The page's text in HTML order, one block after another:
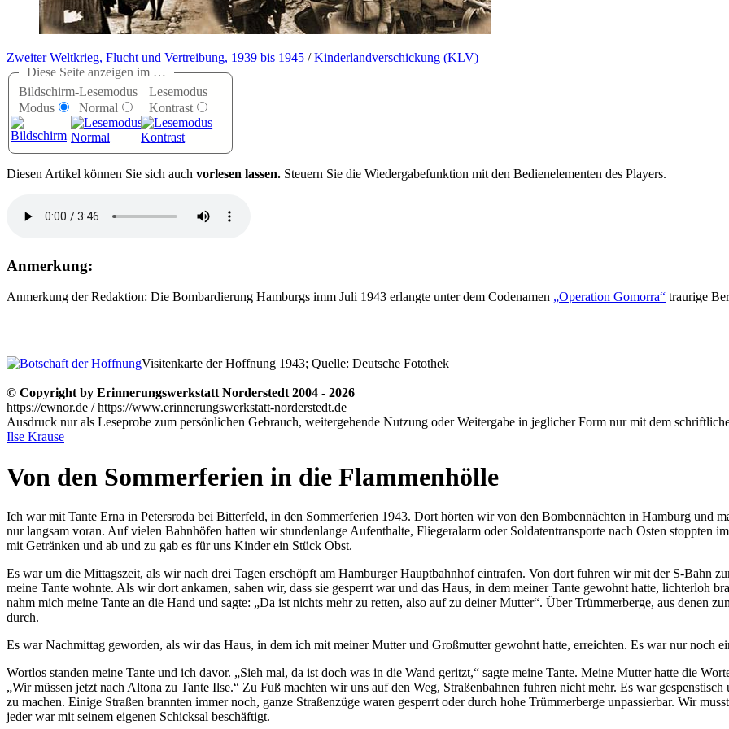
Zweiter Weltkrieg, Flucht und Vertreibung, 1939 bis 1945 /Kinderlandverschickung (KLV)
Diese Seite anzeigen im …
Bildschirm-
Modus
Lesemodus
Normal
Lesemodus
Kontrast
Diesen Artikel können Sie sich auch vorlesen lassen. Steuern Sie die Wiedergabefunktion mit den Bedienelementen des Players.
Anmerkung:
Anmerkung der Redaktion: Die Bombardierung Hamburgs imm Juli 1943 erlangte unter dem Codenamen Operation Gomorra traurige
Visitenkarte der Hoffnung 1943; Quelle: Deutsche Fotothek
© Copyright by Erinnerungswerkstatt Norderstedt 2004 - 2026
https://ewnor.de / https://www.erinnerungswerkstatt-norderstedt.de
Ausdruck nur als Leseprobe zum persönlichen Gebrauch, weitergehende Nutzung oder Weitergabe in jeglicher Form nur mit dem
Ilse Krause
Von den Sommerferien in die Flammenhölle
Ich war mit Tante Erna in Petersroda bei Bitterfeld, in den Sommerferien 1943. Dort hörten wir von den Bombennächten in Hamburg und
nur langsam voran. Auf vielen Bahnhöfen hatten wir stundenlange Aufenthalte, Fliegeralarm oder Soldatentransporte nach Osten stoppten
mit Getränken und ab und zu gab es für uns Kinder ein Stück Obst.
Es war um die Mittagszeit, als wir nach drei Tagen erschöpft am Hamburger Hauptbahnhof eintrafen. Von dort fuhren wir mit der S-Bahn
meine Tante wohnte. Als wir dort ankamen, sahen wir, dass sie gesperrt war und das Haus, in dem meiner Tante gewohnt hatte, lichterloh
nahm mich meine Tante an die Hand und sagte:
Da ist nichts mehr zu retten, also auf zu deiner Mutter . Über Trümmerberge, aus denen
durch.
Es war Nachmittag geworden, als wir das Haus, in dem ich mit meiner Mutter und Großmutter gewohnt hatte, erreichten. Es war nur noch
Wortlos standen meine Tante und ich davor.
Sieh mal, da ist doch was in die Wand geritzt, sagte meine Tante. Meine Mutter hatte die
Wir müssen jetzt nach Altona zu Tante Ilse.
Zu Fuß machten wir uns auf den Weg, Straßenbahnen fuhren nicht mehr. Es war
zu machen. Einige Straßen brannten immer noch, ganze Straßenzüge waren gesperrt oder durch hohe Trümmerberge unpassierbar. Wir
jeder war mit seinem eigenen Schicksal beschäftigt.